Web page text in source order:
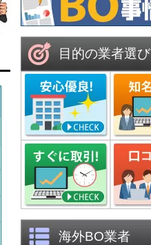
目的の業者選び
海外BO業者